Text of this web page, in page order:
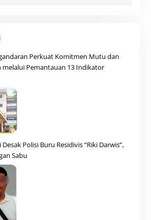
Perkuat Komitmen Mutu dan
melalui Pemantauan 13 Indikator
Polisi Buru Residivis “Riki Darwis”,
Sabu